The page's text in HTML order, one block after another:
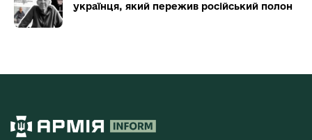
українця, який пережив російський полон